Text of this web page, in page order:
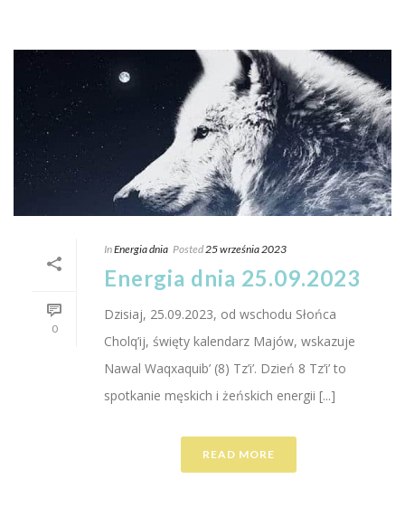
0
InEnergia dnia Posted25 września 2023
Energia dnia 25.09.2023
Dzisiaj, 25.09.2023, od wschodu Słońca
Cholq’ij, święty kalendarz Majów, wskazuje
Nawal Waqxaquib’ (8) Tz’i’. Dzień 8 Tz’i’ to
spotkanie męskich i żeńskich energii [...]
READ MORE